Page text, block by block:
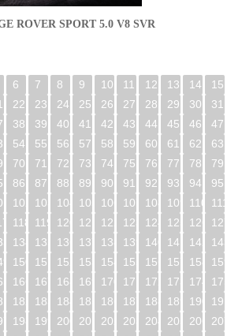
ROVER SPORT 5.0 V8 SVR
6 7 8 9 10 11 12 13 14
15
22 23 24 25 26 27 28 29 30
31
38 39 40 41 42 43 44 45 46
47
54 55 56 57 58 59 60 61 62
63
70 71 72 73 74 75 76 77 78
79
86 87 88 89 90 91 92 93 94
95
102 103 104 105 106 107 108 109 110
118 119 120 121 122 123 124 125 126
134 135 136 137 138 139 140 141 142
150 151 152 153 154 155 156 157 158
166 167 168 169 170 171 172 173 174
182 183 184 185 186 187 188 189 190
198 199 200 201 202 203 204 205 206